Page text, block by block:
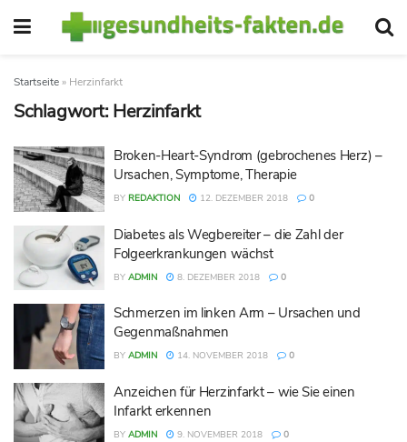
Startseite » Herzinfarkt
Schlagwort:Herzinfarkt
Broken-Heart-Syndrom (gebrochenes Herz) –
Ursachen, Symptome, Therapie
BY REDAKTION 12. DEZEMBER 2018 0
Diabetes als Wegbereiter – die Zahl der
Folgeerkrankungen wächst
BY ADMIN 8. DEZEMBER 2018 0
Schmerzen im linken Arm – Ursachen und
Gegenmaßnahmen
BY ADMIN 14. NOVEMBER 2018 0
Anzeichen für Herzinfarkt – wie Sie einen
Infarkt erkennen
BY ADMIN 9. NOVEMBER 2018 0